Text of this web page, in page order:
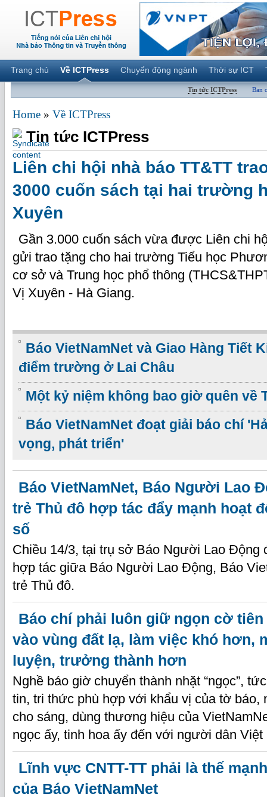
Trang chủ Về ICTPress Chuyển động ngành Thời sự ICT
Tin tức ICTPress Ban
Home » Về ICTPress
Tin tức ICTPress
Liên chi hội nhà báo TT&TT
3000 cuốn sách tại hai trường
Xuyên
Gần 3.000 cuốn sách vừa được Liên chi
gửi trao tặng cho hai trường Tiểu học
cơ sở và Trung học phổ thông
Vị Xuyên - Hà Giang.
Báo VietNamNet và Giao Hàng Tiết
điểm trường ở Lai Châu
Một kỷ niệm không bao giờ quên về
Báo VietNamNet đoạt giải báo chí
vọng, phát triển'
Báo VietNamNet, Báo Người Lao
trẻ Thủ đô hợp tác đẩy mạnh hoạt
số
Chiều 14/3, tại trụ sở Báo Người Lao Động
hợp tác giữa Báo Người Lao Động, Báo
trẻ Thủ đô.
Báo chí phải luôn giữ ngọn cờ tiên
vào vùng đất lạ, làm việc khó hơn,
luyện, trưởng thành hơn
Nghề báo giờ chuyển thành nhặt “ngọc”,
tin, tri thức phù hợp với khẩu vị của tờ báo,
cho sáng, dùng thương hiệu của
ngọc ấy, tinh hoa ấy đến với người dân Việt
Lĩnh vực CNTT-TT phải là thế
của Báo VietNamNet